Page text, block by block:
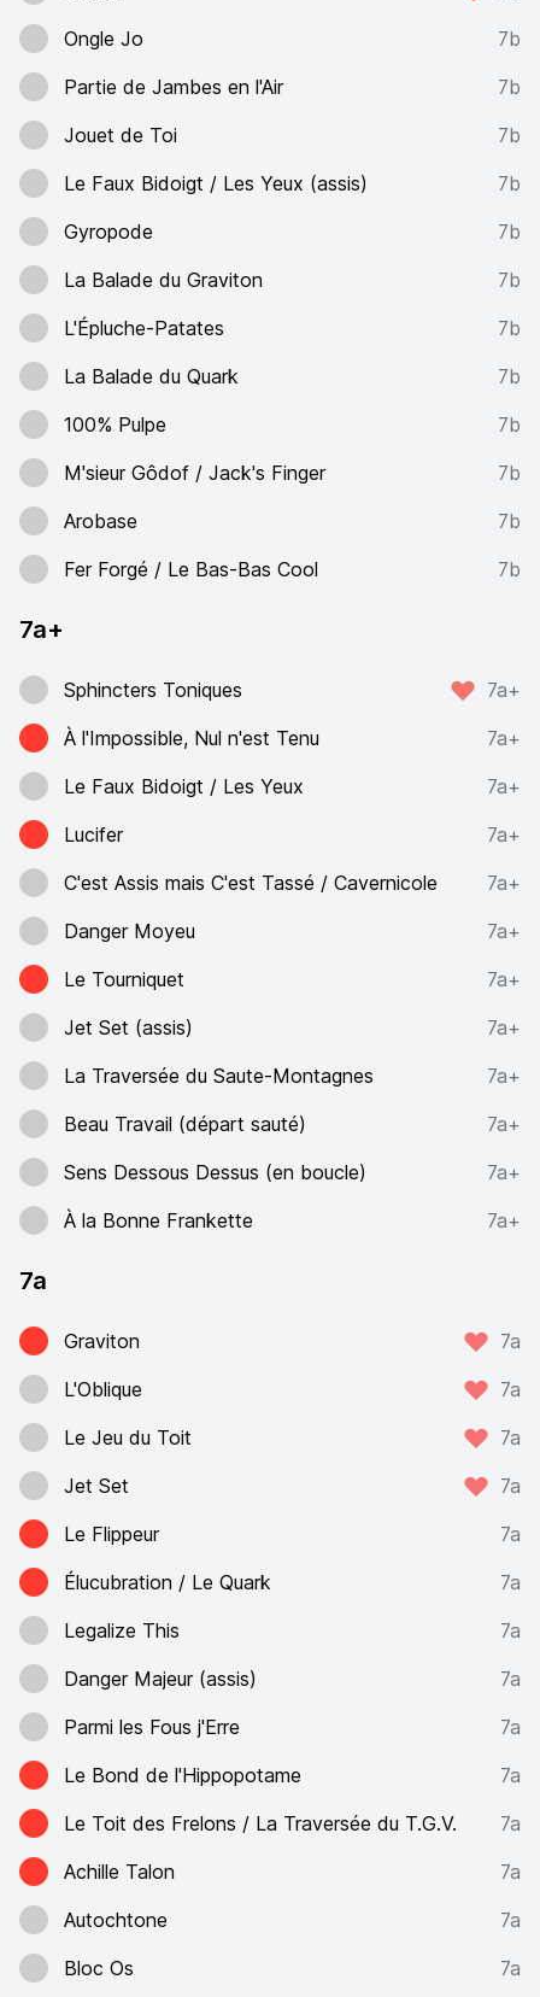
Ongle Jo
7b
Partie de Jambes en l'Air
7b
Jouet de Toi
7b
Le Faux Bidoigt / Les Yeux (assis)
7b
Gyropode
7b
La Balade du Graviton
7b
L'Épluche-Patates
7b
La Balade du Quark
7b
100% Pulpe
7b
M'sieur Gôdof / Jack's Finger
7b
Arobase
7b
Fer Forgé / Le Bas-Bas Cool
7b
7a+
Sphincters Toniques
7a+
À l'Impossible, Nul n'est Tenu
7a+
Le Faux Bidoigt / Les Yeux
7a+
Lucifer
7a+
C'est Assis mais C'est Tassé / Cavernicole
7a+
Danger Moyeu
7a+
Le Tourniquet
7a+
Jet Set (assis)
7a+
La Traversée du Saute-Montagnes
7a+
Beau Travail (départ sauté)
7a+
Sens Dessous Dessus (en boucle)
7a+
À la Bonne Frankette
7a+
7a
Graviton
7a
L'Oblique
7a
Le Jeu du Toit
7a
Jet Set
7a
Le Flippeur
7a
Élucubration / Le Quark
7a
Legalize This
7a
Danger Majeur (assis)
7a
Parmi les Fous j'Erre
7a
Le Bond de l'Hippopotame
7a
Le Toit des Frelons / La Traversée du T.G.V.
7a
Achille Talon
7a
Autochtone
7a
Bloc Os
7a